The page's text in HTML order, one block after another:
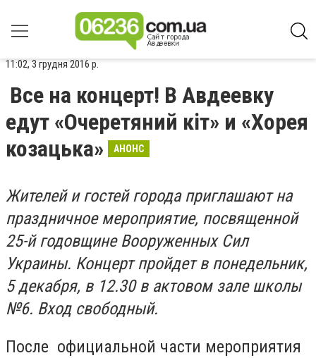
11:02, 3 грудня 2016 р.
Все на концерт! В Авдеевку
едут «Очеретяний кіт» и «Хорея
козацька»
АНОНС
Жителей и гостей городаприглашают на
праздничное мероприятие, посвященной
25-й годовщине Вооруженных Сил
Украины. Концерт пройдет в понедельник,
5 декабря, в 12.30 в актовом зале школы
№6. Вход свободный.
После официальной части мероприятия